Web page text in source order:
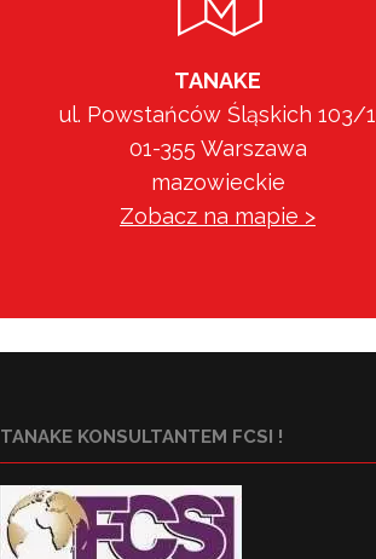
TANAKE
ul. Powstańców Śląskich 103/1
01-355 Warszawa
mazowieckie
Zobacz na mapie >
TANAKE KONSULTANTEM FCSI !